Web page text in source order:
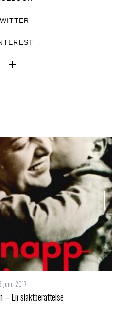
juni, 2017
– En släktberättelse